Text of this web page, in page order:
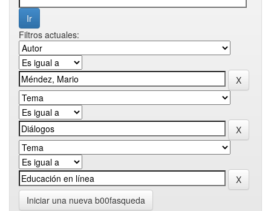
Filtros actuales:
Iniciar una nueva b00fasqueda